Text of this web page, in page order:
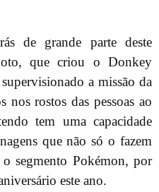
de grande parte deste
que criou o Donkey
a missão da
nos rostos das pessoas ao
tem uma capacidade
que não só o fazem
segmento Pokémon, por
este ano.